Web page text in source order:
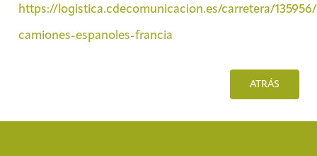
https://logistica.cdecomunicacion.es/carretera/
camiones-espanoles-francia
ATRÁS